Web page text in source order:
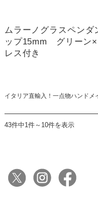
ムラーノグラスペン
ップ15mm グリーン
レス付き
イタリア直輸入！一点物ハンドメ
43件中1件～10件を表示